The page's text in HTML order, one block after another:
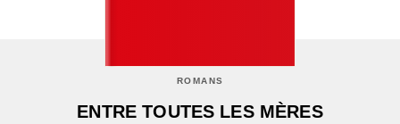
ROMANS
ENTRE TOUTES LES MÈRES